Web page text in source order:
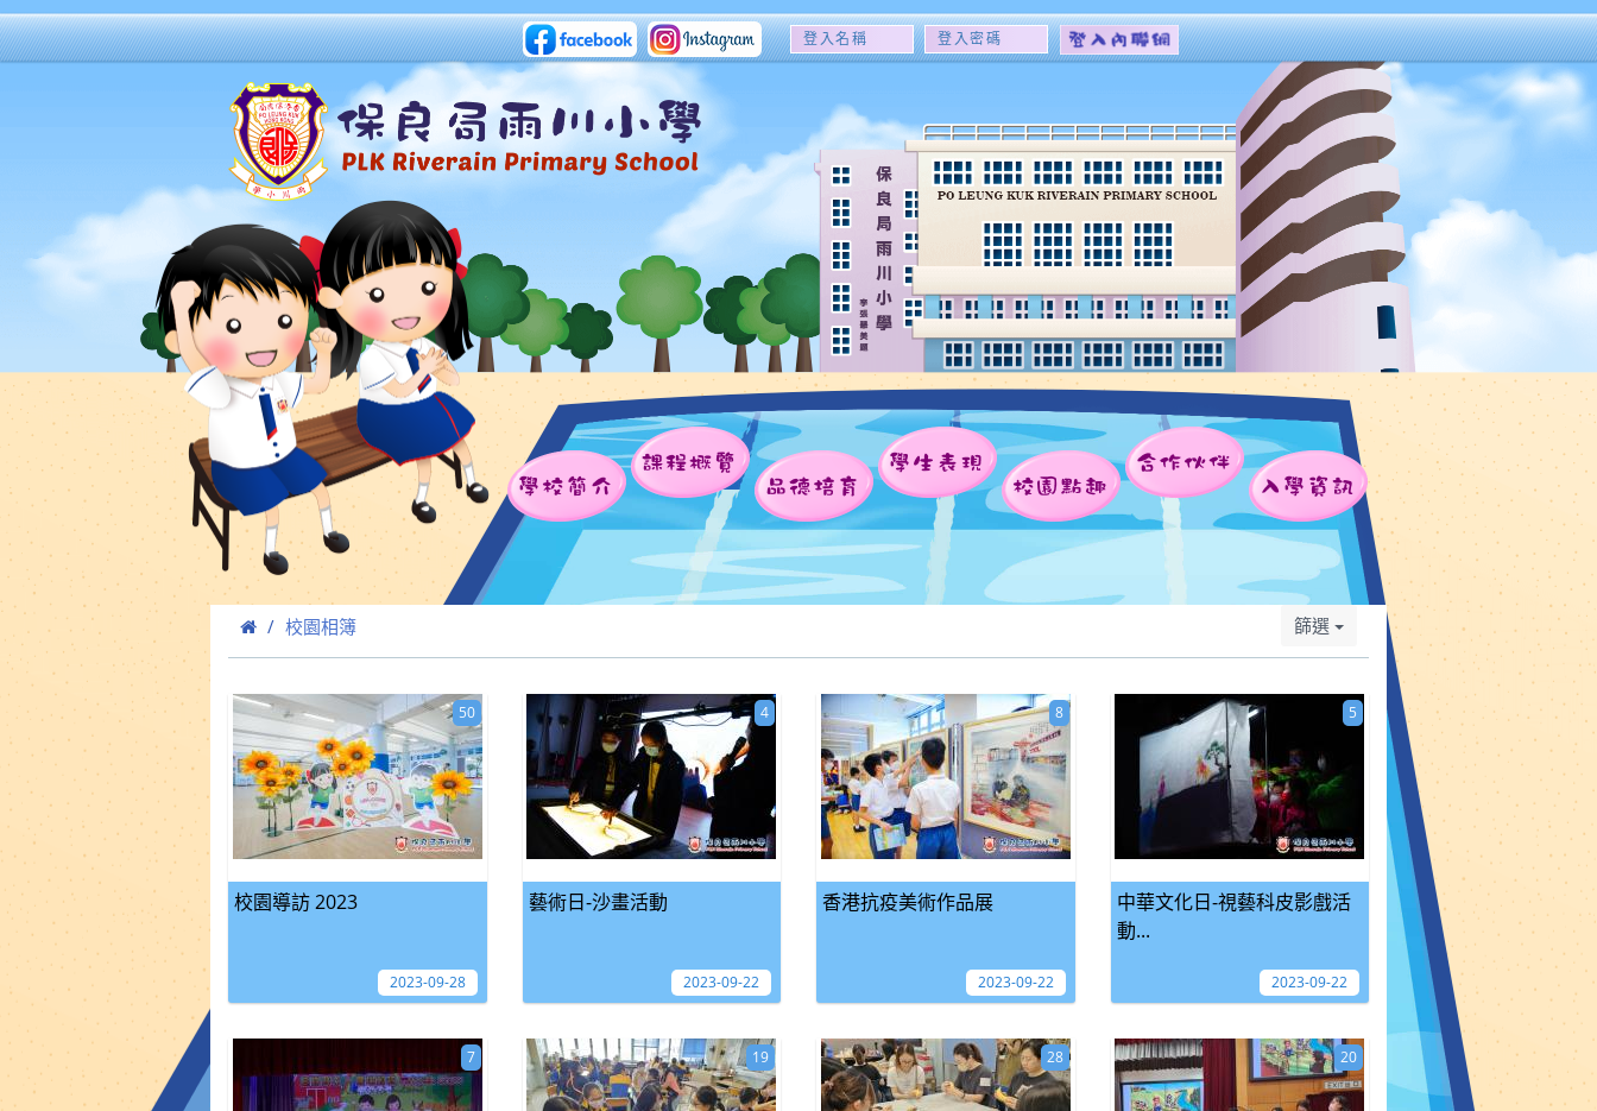
登
名
稱
登
密
碼
學校簡介
課程概覽
品德培育
學生表現
校園點趣
合作伙伴
入學資訊
校園相簿 篩選
校園導訪 2023
50
2023-09-28
藝術日-沙畫活動
4
2023-09-22
香港抗疫美術作品展
8
2023-09-22
中華文化日-視藝科皮影戲活
動...
5
2023-09-22
7 19 28 20